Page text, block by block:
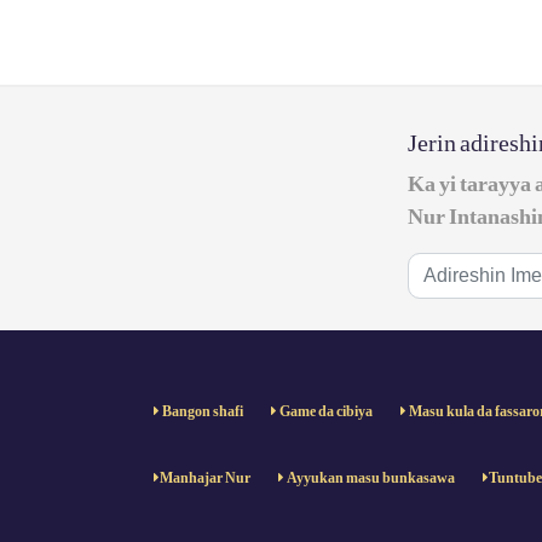
Jerin
Ka yi tarayya
Nur
Bangon shafi Game da cibiya Masu kula da
Manhajar Nur Ayyukan masu bunkasawa